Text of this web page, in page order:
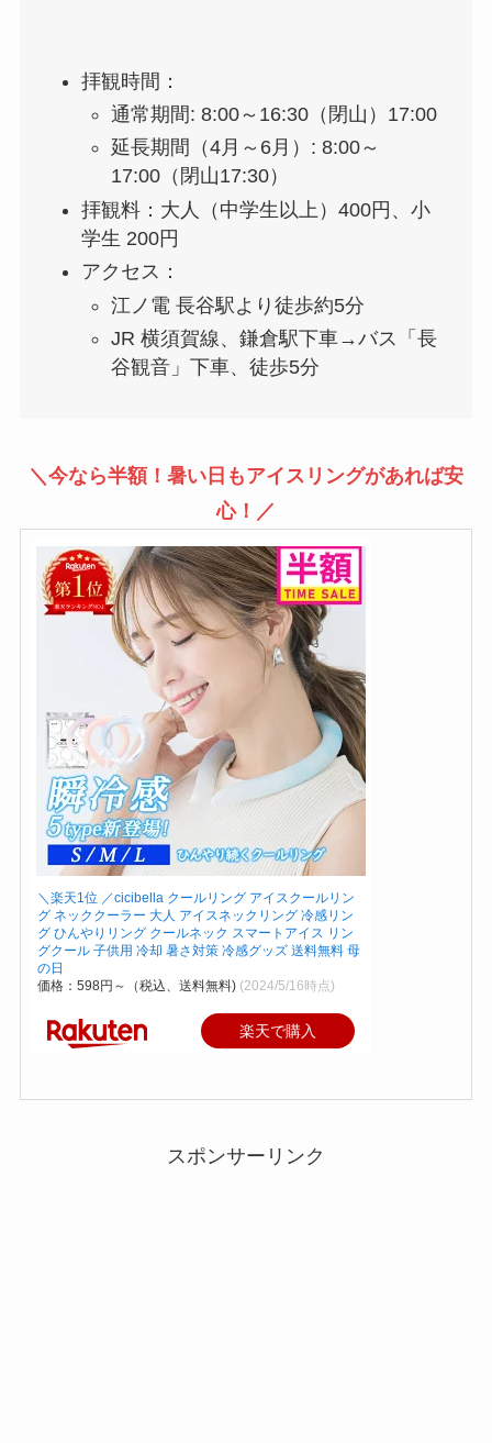
拝観時間：
通常期間: 8:00～16:30（閉山）17:00
延長期間（4月～6月）: 8:00～
17:00（閉山17:30）
拝観料：大人（中学生以上）400円、小
学生 200円
アクセス：
江ノ電 長谷駅より徒歩約5分
JR 横須賀線、鎌倉駅下車→バス「長
谷観音」下車、徒歩5分
＼今なら半額！暑い日もアイスリングがあれば安
心！／
＼楽天1位 ／cicibella クールリング アイスクールリン
グ ネッククーラー 大人 アイスネックリング 冷感リン
グ ひんやりリング クールネック スマートアイス リン
グクール 子供用 冷却 暑さ対策 冷感グッズ 送料無料 母
の日
価格：598円～（税込、送料無料) (2024/5/16時点)
楽天で購入
スポンサーリンク